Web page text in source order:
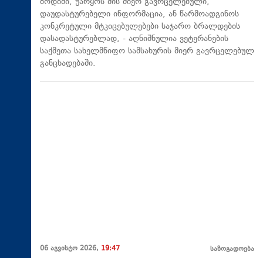
დაუდასტურებელი ინფორმაცია, ან წარმოადგინოს
კონკრეტული მტკიცებულებები საჯარო ბრალდების
დასადასტურებლად, - აღნიშნულია ვეტერანების
საქმეთა სახელმწიფო სამსახურის მიერ გავრცელებულ
განცხადებაში.
06 აგვისტო 2026, 19:47 საზოგადოება